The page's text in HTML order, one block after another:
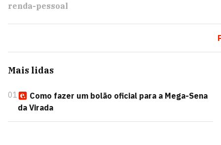
renda-pessoal
Mais lidas
01
Como fazer um bolão oficial para a Mega-Sena
da Virada